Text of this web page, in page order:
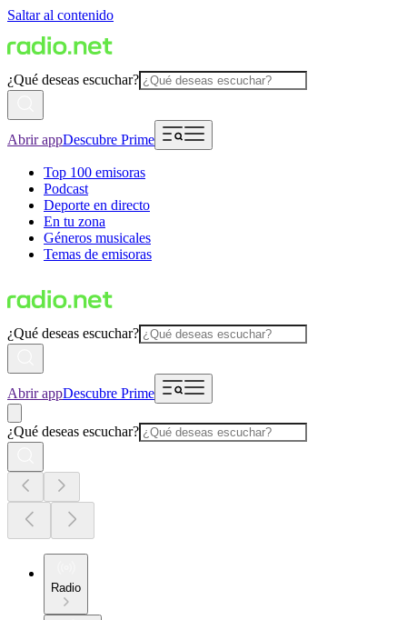
Saltar al contenido
¿Qué deseas escuchar?
Abrir appDescubre Prime
Top 100 emisoras
Podcast
Deporte en directo
En tu zona
Géneros musicales
Temas de emisoras
¿Qué deseas escuchar?
Abrir appDescubre Prime
¿Qué deseas escuchar?
Radio